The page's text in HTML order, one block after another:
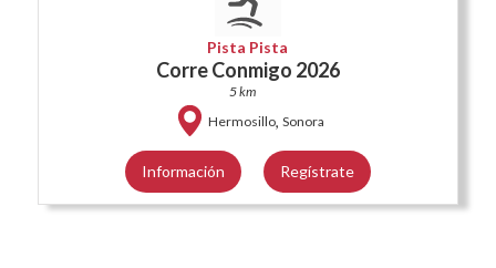
Pista Pista
Corre Conmigo 2026
5 km
Hermosillo, Sonora
Información Regístrate